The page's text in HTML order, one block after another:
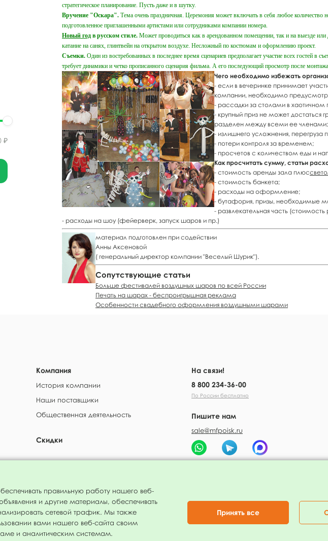
₽
стратегическое планирование. Пусть даже и в шутку.
Вручение "Оскара". Тема очень праздничная. Церемония может включать в себя любое
подготовленное приглашенными артистами или сотрудниками компании номера.
Новый год в русском стиле. Может проводиться как в арендованном помещении, так и на выезде
катание на санях, глинтвейн на открытом воздухе. Несложный по костюмам и оформлению проект.
Съемки. Один из востребованных в последнее время сценариев предполагает участие всех гостей в
требует динамики и четко прописанного сценария фильма. А его последующий просмотр после
Чего необходимо избежать
- если в вечеринке принимает
компании, необходимо
- рассадки за столами в хаотичном
- крупный приз не может достаться
разделен между всеми ее членами;
- излишнего усложнения,
- потери контроля за временем;
- просчетов с количеством еды и
Как просчитать сумму, статьи
- стоимость аренды зала плюс
- стоимость банкета;
- расходы на оформление;
- бутафория, призы, необходимые
- развлекательная часть
- расходы на шоу (фейерверк, запуск шаров и пр.)
материал подготовлен при содействии
Анны Аксеновой
( генеральный директор компании "Веселый Шурик").
Сопутствующие статьи
Больше фестивалей воздушных шаров по всей России
Печать на шарах - беспроигрышная реклама
Особенности свадебного оформления воздушными шарами
Компания
История компании
Наши поставщики
Общественная деятельность
Скидки
На связи!
8 800 234-36-00
По России бесплатно
Пишите нам
sale@mfpoisk.ru
защищены
правильную работу нашего веб-
и другие материалы, обеспечивать
сетевой трафик. Мы также
вами нашего веб-сайта своим
и аналитическим системам.
Принять все